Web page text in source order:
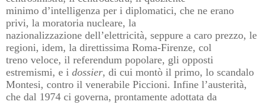
minimo d’intelligenza per i diplomatici, che ne erano
privi, la moratoria nucleare, la
nazionalizzazione dell’elettricità, seppure a caro prezzo, le
regioni, idem, la direttissima Roma-Firenze, col
treno veloce, il referendum popolare, gli opposti
estremismi, e i dossier, di cui montò il primo, lo scandalo
Montesi, contro il venerabile Piccioni. Infine l’austerità,
che dal 1974 ci governa, prontamente adottata da